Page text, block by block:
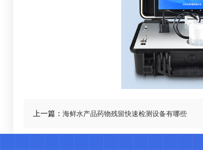
上一篇：海鲜水产品药物残留快速检测设备有哪些